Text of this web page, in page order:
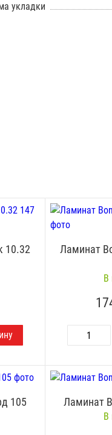
укладки
10.32
Ламинат
В
105 Ламинат
В